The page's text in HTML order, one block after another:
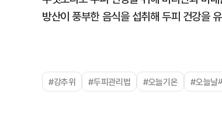
방산이 풍부한 음식을 섭취해 두피 건강을
#강추위 #두피관리법 #오늘기온 #오늘날